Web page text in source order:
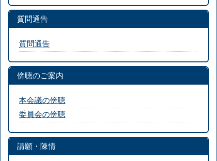
質問通告
質問通告
傍聴のご案内
本会議の傍聴
委員会の傍聴
請願・陳情